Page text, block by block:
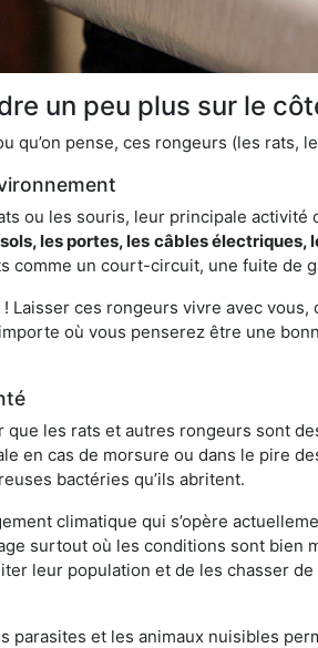
un peu plus sur le
qu’on pense, ces rongeurs (les
ou les souris, leur principale activité
les portes, les câbles électriques,
comme un court-circuit, une fuite de
! Laisser ces rongeurs vivre avec
où vous penserez être une
que les rats et autres rongeurs sont
en cas de morsure ou dans le pire
bactéries qu’ils abritent.
climatique qui s’opère
surtout où les conditions sont
leur population et de les chasser
parasites et les animaux nuisibles